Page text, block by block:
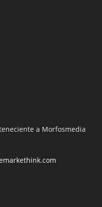
a Morfosmedia